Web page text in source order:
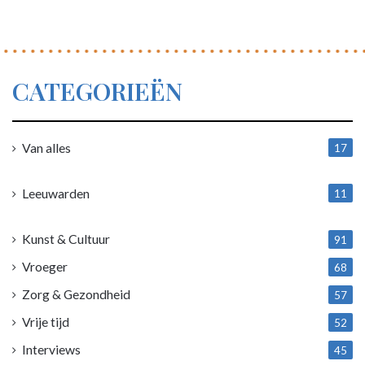
CATEGORIEËN
Van alles
17
Leeuwarden
11
Kunst & Cultuur 91
Vroeger 68
Zorg & Gezondheid 57
Vrije tijd 52
Interviews 45